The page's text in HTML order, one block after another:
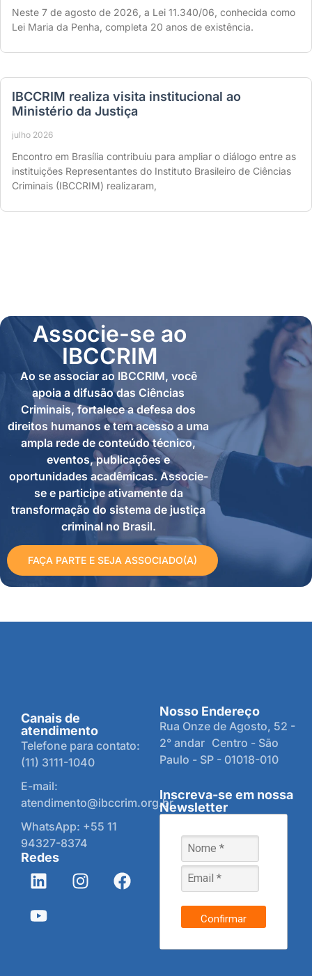
Neste 7 de agosto de 2026, a Lei 11.340/06, conhecida como
Lei Maria da Penha, completa 20 anos de existência.
IBCCRIM realiza visita institucional ao
Ministério da Justiça
julho 2026
Encontro em Brasília contribuiu para ampliar o diálogo entre as
instituições Representantes do Instituto Brasileiro de Ciências
Criminais (IBCCRIM) realizaram,
Associe-se ao
IBCCRIM
Ao se associar ao IBCCRIM, você
apoia a difusão das Ciências
Criminais, fortalece a defesa dos
direitos humanos e tem acesso a uma
ampla rede de conteúdo técnico,
eventos, publicações e
oportunidades acadêmicas. Associe-
se e participe ativamente da
transformação do sistema de justiça
criminal no Brasil.
FAÇA PARTE E SEJA ASSOCIADO(A)
Canais de
atendimento
Telefone para contato:
(11) 3111-1040
E-mail:
atendimento@ibccrim.org.br
WhatsApp: +55 11
94327-8374
Redes
Nosso Endereço
Rua Onze de Agosto, 52 -
2° andar Centro - São
Paulo - SP - 01018-010
Inscreva-se em nossa
Newsletter
Confirmar